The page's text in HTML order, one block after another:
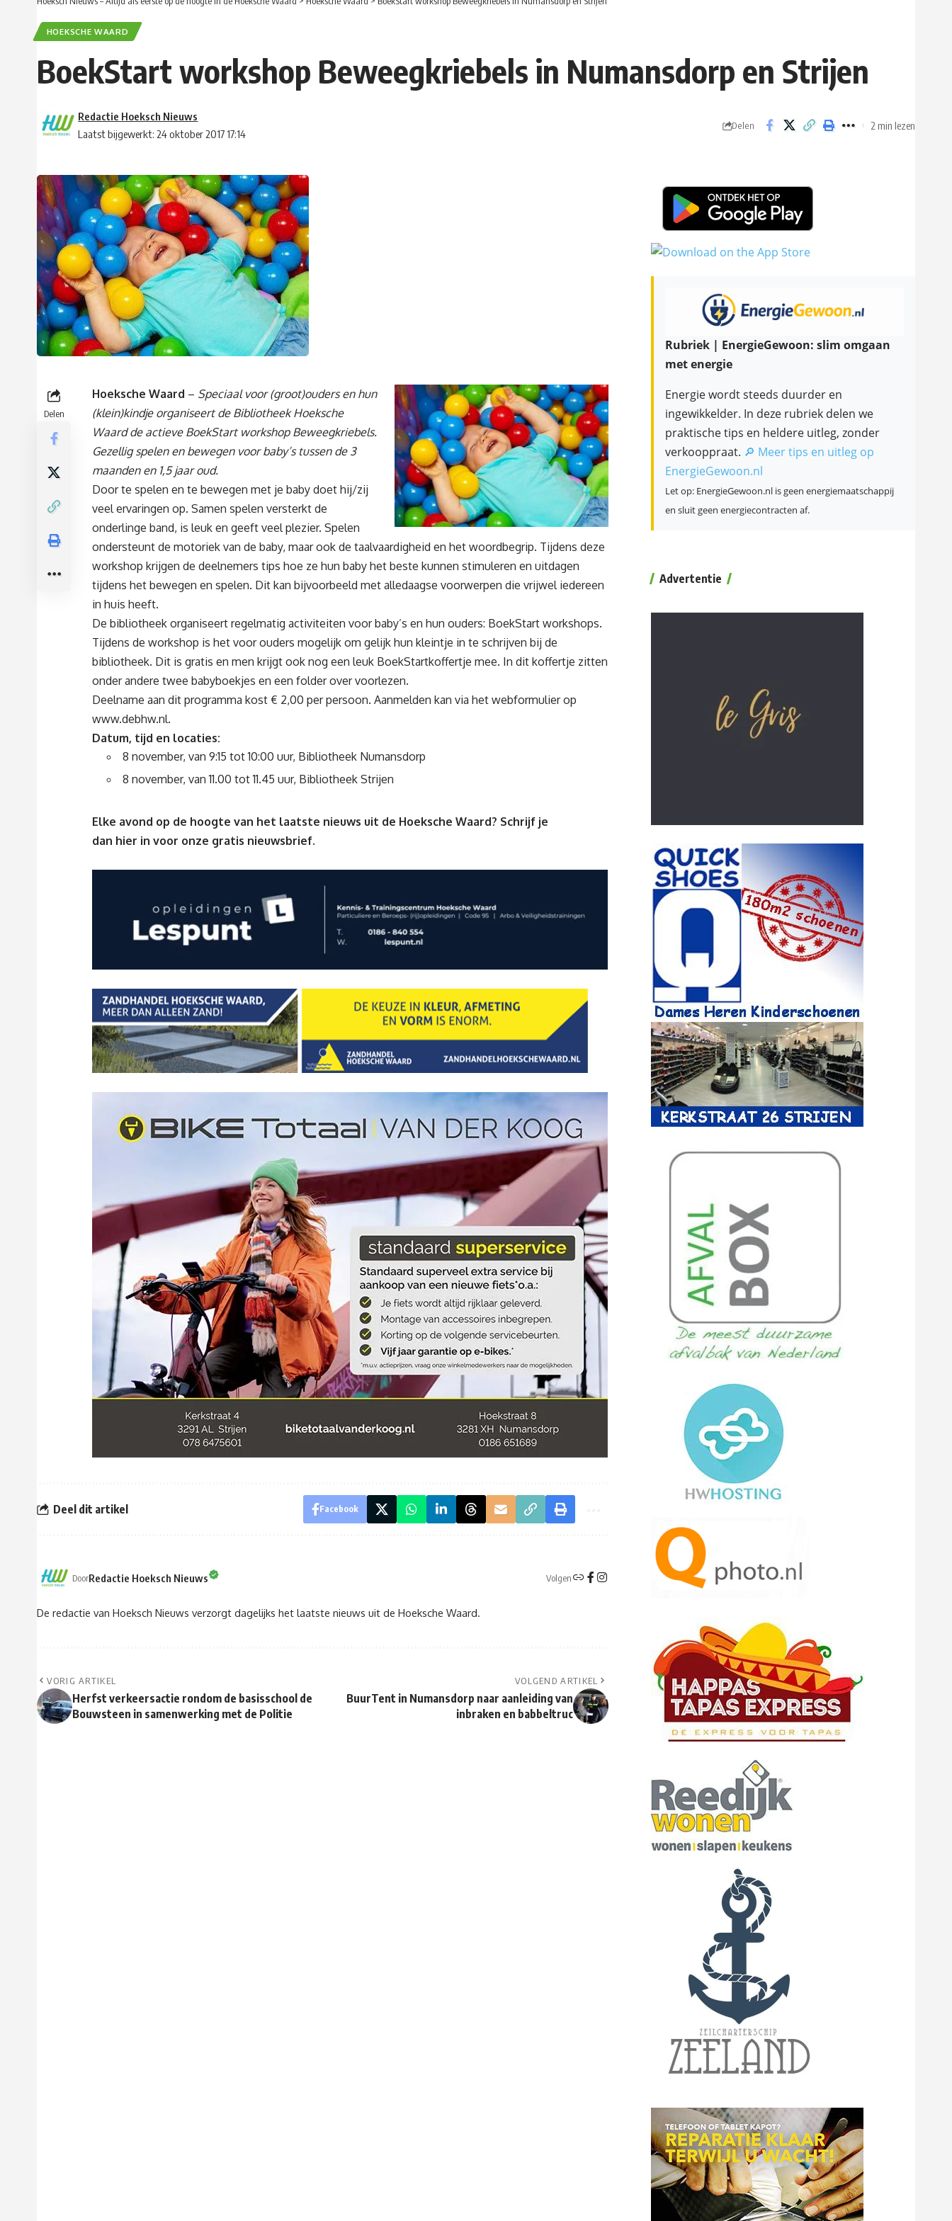
HOEKSCHE WAARD
BoekStart workshop Beweegkriebels in Numansdorp en Strijen
Laatst bijgewerkt: 24 oktober 2017 17:14
Redactie Hoeksch Nieuws
Delen 2 min lezen
Delen
Hoeksche Waard – Speciaal voor (groot)ouders en hun
(klein)kindje organiseert de Bibliotheek Hoeksche
Waard de actieve BoekStart workshop Beweegkriebels.
Gezellig spelen en bewegen voor baby’s tussen de 3
maanden en 1,5 jaar oud.
Door te spelen en te bewegen met je baby doet hij/zij
veel ervaringen op. Samen spelen versterkt de
onderlinge band, is leuk en geeft veel plezier. Spelen
ondersteunt de motoriek van de baby, maar ook de taalvaardigheid en het woordbegrip. Tijdens deze
workshop krijgen de deelnemers tips hoe ze hun baby het beste kunnen stimuleren en uitdagen
tijdens het bewegen en spelen. Dit kan bijvoorbeeld met alledaagse voorwerpen die vrijwel iedereen
in huis heeft.
De bibliotheek organiseert regelmatig activiteiten voor baby’s en hun ouders: BoekStart workshops.
Tijdens de workshop is het voor ouders mogelijk om gelijk hun kleintje in te schrijven bij de
bibliotheek. Dit is gratis en men krijgt ook nog een leuk BoekStartkoffertje mee. In dit koffertje zitten
onder andere twee babyboekjes en een folder over voorlezen.
Deelname aan dit programma kost € 2,00 per persoon. Aanmelden kan via het webformulier op
www.debhw.nl.
Datum, tijd en locaties:
8 november, van 9:15 tot 10:00 uur, Bibliotheek Numansdorp
8 november, van 11.00 tot 11.45 uur, Bibliotheek Strijen
Elke avond op de hoogte van het laatste nieuws uit de Hoeksche Waard? Schrijf je
dan hier in voor onze gratis nieuwsbrief.
Deel dit artikel Facebook
DoorRedactie Hoeksch Nieuws Volgen
De redactie van Hoeksch Nieuws verzorgt dagelijks het laatste nieuws uit de Hoeksche Waard.
VORIG ARTIKEL
Herfst verkeersactie rondom de basisschool de
Bouwsteen in samenwerking met de Politie
VOLGEND ARTIKEL
BuurTent in Numansdorp naar aanleiding van
inbraken en babbeltruc
Rubriek | EnergieGewoon: slim omgaan
met energie
Energie wordt steeds duurder en
ingewikkelder. In deze rubriek delen we
praktische tips en heldere uitleg, zonder
verkooppraat. 🔎 Meer tips en uitleg op
EnergieGewoon.nl
Let op: EnergieGewoon.nl is geen energiemaatschappij
en sluit geen energiecontracten af.
Advertentie